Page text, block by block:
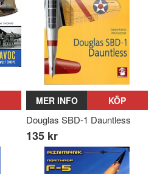
MER INFO KÖP
Douglas SBD-1 Dauntless
135 kr